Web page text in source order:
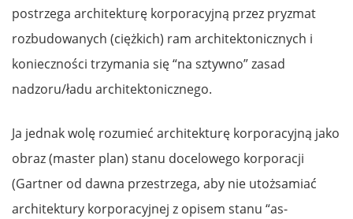
postrzega architekturę korporacyjną przez pryzmat
rozbudowanych (ciężkich) ram architektonicznych i
konieczności trzymania się “na sztywno” zasad
nadzoru/ładu architektonicznego.
Ja jednak wolę rozumieć architekturę korporacyjną jako
obraz (master plan) stanu docelowego korporacji
(Gartner od dawna przestrzega, aby nie utożsamiać
architektury korporacyjnej z opisem stanu “as-